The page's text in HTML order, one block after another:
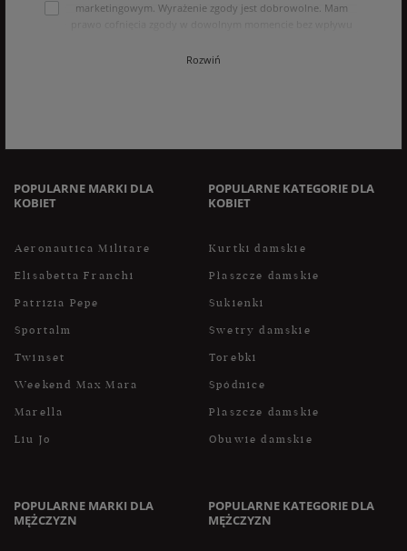
marketingowym. Wyrażenie zgody jest dobrowolne. Mam
podstawie zgody przed jej cofnięciem. Mam prawo dostępu
Rozwiń
POPULARNE MARKI DLA
KOBIET
Aeronautica Militare
Elisabetta Franchi
Patrizia Pepe
Sportalm
Twinset
Weekend Max Mara
Marella
Liu Jo
POPULARNE KATEGORIE DLA
KOBIET
Kurtki damskie
Płaszcze damskie
Sukienki
Swetry damskie
Torebki
Spódnice
Płaszcze damskie
Obuwie damskie
POPULARNE MARKI DLA
MĘŻCZYZN
POPULARNE KATEGORIE DLA
MĘŻCZYZN